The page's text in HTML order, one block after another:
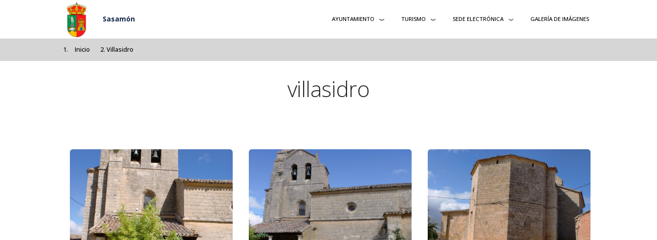
Pasar al contenido principal
Sasamón AYUNTAMIENTO TURISMO SEDE ELECTRÓNICA GALERÍA DE IMÁGENES
Inicio Villasidro
villasidro